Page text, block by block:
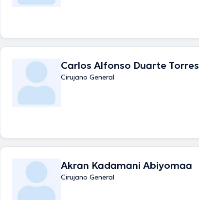
Carlos Alfonso Duarte Torres
Cirujano General
Akran Kadamani Abiyomaa
Cirujano General